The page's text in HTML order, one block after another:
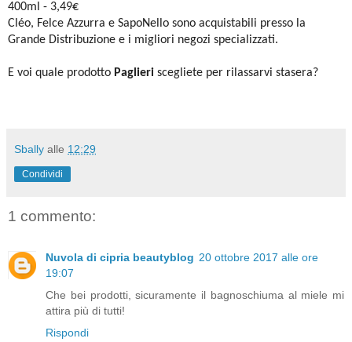
400ml - 3,49€
Cléo, Felce Azzurra e SapoNello sono acquistabili presso la
Grande Distribuzione e i migliori negozi specializzati.
E voi quale prodotto Paglieri scegliete per rilassarvi stasera?
Sbally alle 12:29
Condividi
1 commento:
Nuvola di cipria beautyblog 20 ottobre 2017 alle ore
19:07
Che bei prodotti, sicuramente il bagnoschiuma al miele mi
attira più di tutti!
Rispondi